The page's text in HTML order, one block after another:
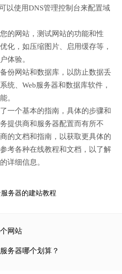
以使用DNS管理控制台来配置域
的网站，测试网站的功能和性
化，如压缩图片、启用缓存等，
体验。
份网站和数据库，以防止数据丢
统、Web服务器和数据库软件，
。
一个基本的指南，具体的步骤和
提供商和服务器配置而有所不
的文档和指南，以获取更具体的
考各种在线教程和文档，以了解
详细信息。
务器的建站教程
网站
务器哪个划算？